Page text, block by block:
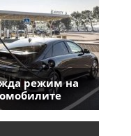
режим на